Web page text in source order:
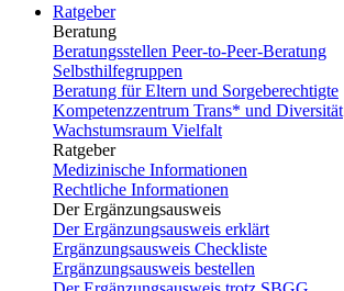
Ratgeber
Beratung
Beratungsstellen Peer-to-Peer-Beratung
Selbsthilfegruppen
Beratung für Eltern und Sorgeberechtigte
Kompetenzzentrum Trans* und Diversität
Wachstumsraum Vielfalt
Ratgeber
Medizinische Informationen
Rechtliche Informationen
Der Ergänzungsausweis
Der Ergänzungsausweis erklärt
Ergänzungsausweis Checkliste
Ergänzungsausweis bestellen